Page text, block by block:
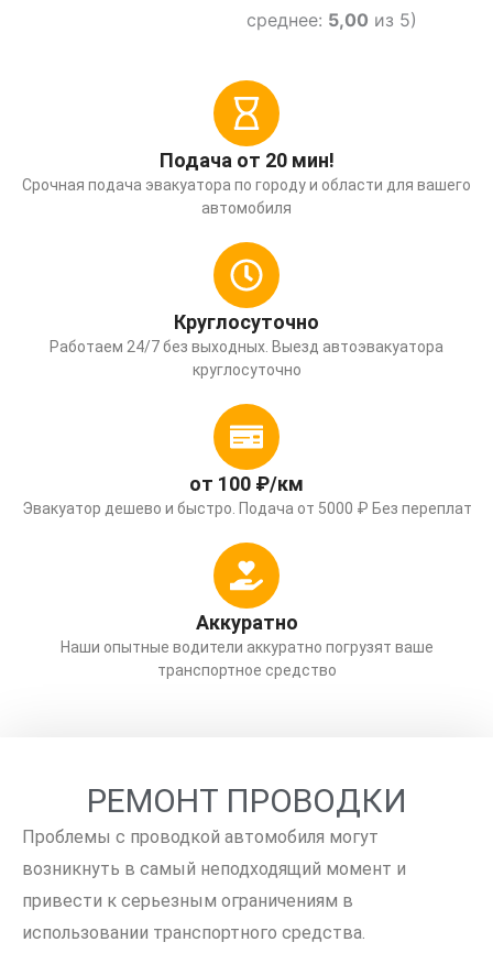
среднее: 5,00 из 5)
Подача от 20 мин!
Срочная подача эвакуатора по городу и области для вашего
автомобиля
Круглосуточно
Работаем 24/7 без выходных. Выезд автоэвакуатора
круглосуточно
от 100 ₽/км
Эвакуатор дешево и быстро. Подача от 5000 ₽ Без переплат
Аккуратно
Наши опытные водители аккуратно погрузят ваше
транспортное средство
РЕМОНТ ПРОВОДКИ
Проблемы с проводкой автомобиля могут
возникнуть в самый неподходящий момент и
привести к серьезным ограничениям в
использовании транспортного средства.